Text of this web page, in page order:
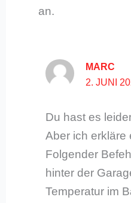
an.
MARC
2. JUNI
Du hast es
Aber ich erkläre
Folgender
hinter der
Temperatur im